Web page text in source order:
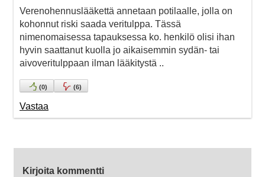
Verenohennuslääkettä annetaan potilaalle, jolla on
kohonnut riski saada veritulppa. Tässä
nimenomaisessa tapauksessa ko. henkilö olisi ihan
hyvin saattanut kuolla jo aikaisemmin sydän- tai
aivoveritulppaan ilman lääkitystä ..
(0) (6)
Vastaa
Kirjoita kommentti